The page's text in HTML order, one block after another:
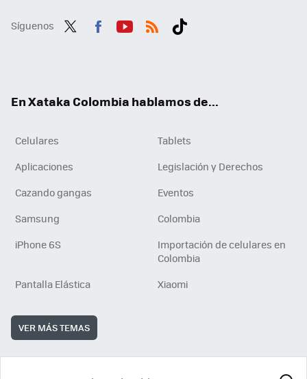
Síguenos
En Xataka Colombia hablamos de...
Celulares
Tablets
Aplicaciones
Legislación y Derechos
Cazando gangas
Eventos
Samsung
Colombia
iPhone 6S
Importación de celulares en
Colombia
Pantalla Elástica
Xiaomi
VER MÁS TEMAS